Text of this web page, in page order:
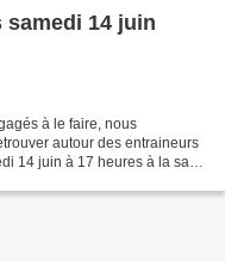
14 juin
à le faire, nous
autour des entraineurs
14 juin à 17 heures à la salle